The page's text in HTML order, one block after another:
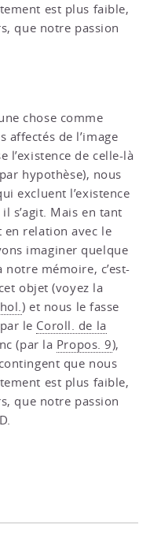
est plus faible,
que notre passion
chose comme
affectés de l’image
l’existence de celle-là
hypothèse), nous
excluent l’existence
s’agit. Mais en tant
relation avec le
imaginer quelque
mémoire, c’est-
objet (voyez la
) et nous le fasse
le Coroll. de la
(par la Propos. 9),
que nous
est plus faible,
que notre passion